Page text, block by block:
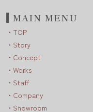
MAIN MENU
TOP
Story
Concept
Works
Staff
Company
Showroom